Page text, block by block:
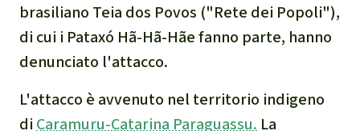
Domande e risposte
brasiliano Teia dos Povos ("Rete dei Popoli"),
di cui i Pataxó Hã-Hã-Hãe fanno parte, hanno
denunciato l'attacco.
L'attacco è avvenuto nel territorio indigeno
di Caramuru-Catarina Paraguassu. La